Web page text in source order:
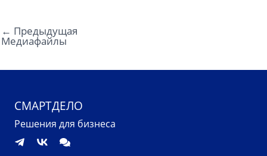
← Предыдущая
Медиафайлы
СМАРТДЕЛО
Решения для бизнеса